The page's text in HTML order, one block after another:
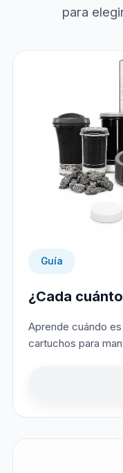
para
Guía
¿Cada
Aprende cuándo
cartuchos para